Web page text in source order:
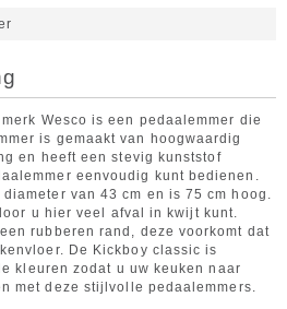
Wesco is een pedaalemmer die
is gemaakt van hoogwaardig
en heeft een stevig kunststof
eenvoudig kunt bedienen.
van 43 cm en is 75 cm hoog.
u hier veel afval in kwijt kunt.
rubberen rand, deze voorkomt dat
De Kickboy classic is
kleuren zodat u uw keuken naar
met deze stijlvolle pedaalemmers.